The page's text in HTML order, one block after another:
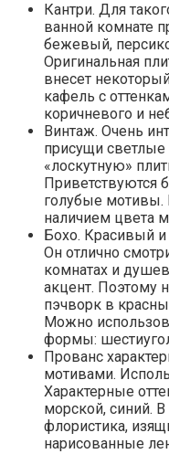
Кантри. Для
ванной комнате
бежевый,
Оригинальная
внесет
кафель с
коричневого и
Винтаж. Очень
присущи светлые
«лоскутную»
голубые
наличием цвета
Бохо. Красивый
Он отлично
комнатах и
акцент. Поэтому
пэчворк в
Можно
формы:
Прованс
мотивами.
Характерные
морской, синий.
флористика,
нарисованные